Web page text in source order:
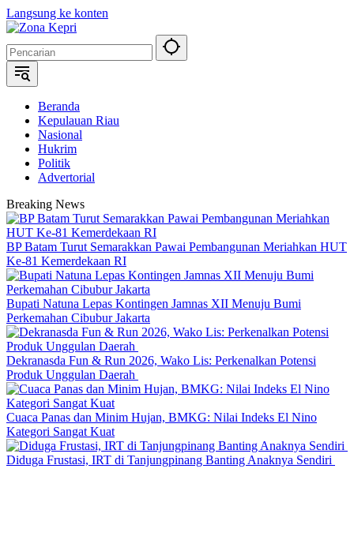
Langsung ke konten
Beranda
Kepulauan Riau
Nasional
Hukrim
Politik
Advertorial
Breaking News
BP Batam Turut Semarakkan Pawai Pembangunan Meriahkan HUT
Ke-81 Kemerdekaan RI
Bupati Natuna Lepas Kontingen Jamnas XII Menuju Bumi
Perkemahan Cibubur Jakarta
Dekranasda Fun & Run 2026, Wako Lis: Perkenalkan Potensi
Produk Unggulan Daerah
Cuaca Panas dan Minim Hujan, BMKG: Nilai Indeks El Nino
Kategori Sangat Kuat
Diduga Frustasi, IRT di Tanjungpinang Banting Anaknya Sendiri